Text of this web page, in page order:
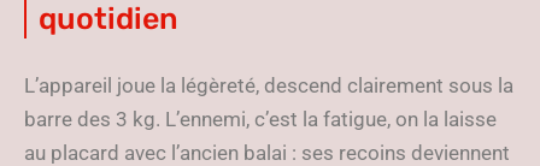
quotidien
L’appareil joue la légèreté, descend clairement sous la
barre des 3 kg. L’ennemi, c’est la fatigue, on la laisse
au placard avec l’ancien balai : ses recoins deviennent